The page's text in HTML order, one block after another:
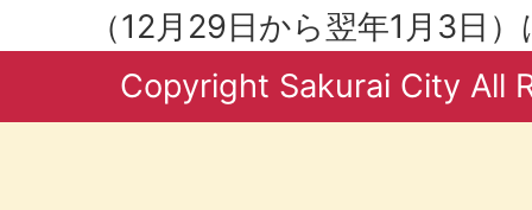
（12月29日から翌年1月3日
Copyright Sakurai City All